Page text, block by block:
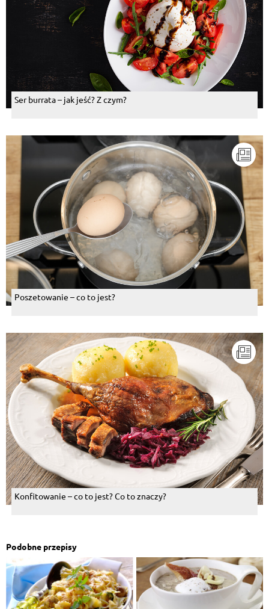
Ser burrata – jak jeść? Z czym?
Poszetowanie – co to jest?
Konfitowanie – co to jest? Co to znaczy?
Podobne przepisy